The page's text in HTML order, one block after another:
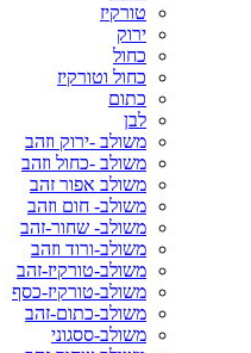
טורקיז
ירוק
כחול
כחול וטורקיז
כתום
לבן
משולב -ירוק וזהב
משולב -כחול וזהב
משולב אפור זהב
משולב- חום וזהב
משולב- שחור-זהב
משולב-ורוד וזהב
משולב-טורקיז-זהב
משולב-טורקיז-כסף
משולב-כתום-זהב
משולב-ססגוני